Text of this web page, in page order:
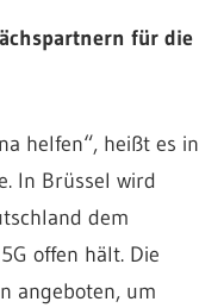
für die
helfen“, heißt es in
In Brüssel wird
dem
offen hält. Die
angeboten, um